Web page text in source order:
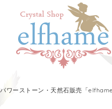
ワーストーン・天然石販売「